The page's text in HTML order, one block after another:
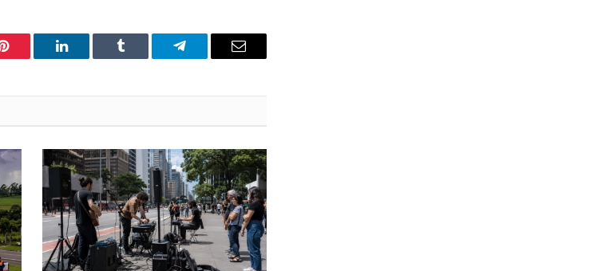
Pinterest LinkedIn Tumblr TelegramaE-